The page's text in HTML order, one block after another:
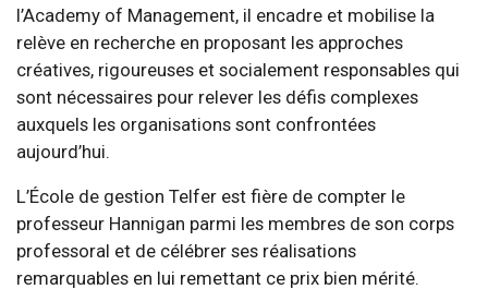
l’Academy of Management, il encadre et mobilise la
relève en recherche en proposant les approches
créatives, rigoureuses et socialement responsables qui
sont nécessaires pour relever les défis complexes
auxquels les organisations sont confrontées
aujourd’hui.
L’École de gestion Telfer est fière de compter le
professeur Hannigan parmi les membres de son corps
professoral et de célébrer ses réalisations
remarquables en lui remettant ce prix bien mérité.